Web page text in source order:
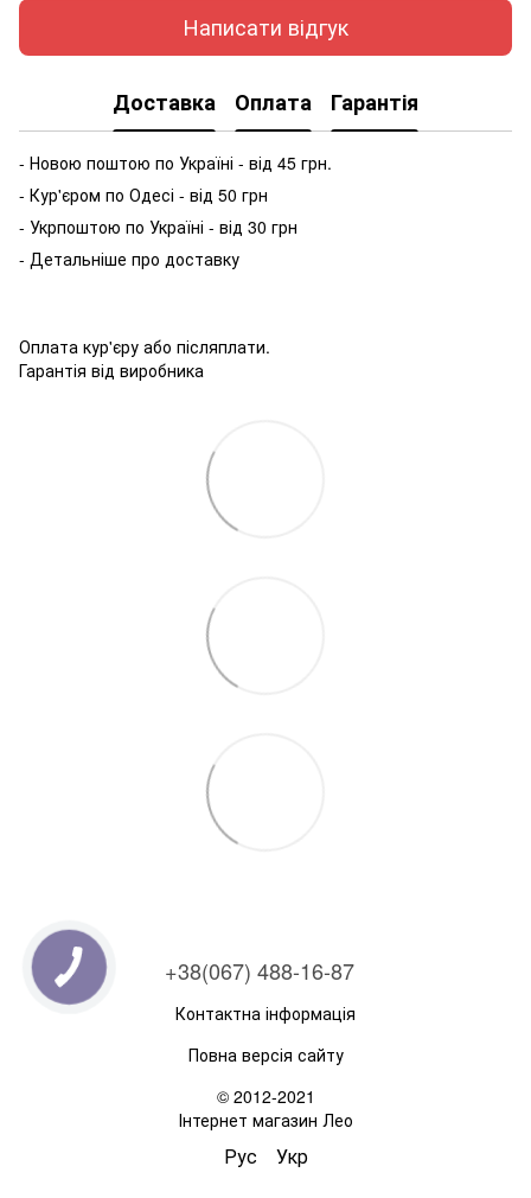
Написати відгук
Доставка Оплата Гарантія
- Новою поштою по Україні - від 45 грн.
- Кур'єром по Одесі - від 50 грн
- Укрпоштою по Україні - від 30 грн
- Детальніше про доставку
Оплата кур'єру або післяплати.
Гарантія від виробника
+38(067) 488-16-87
Контактна інформація
Повна версія сайту
© 2012-2021
Інтернет магазин Лео
Рус Укр